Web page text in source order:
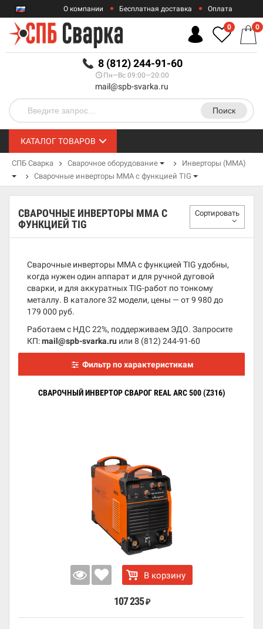
RUB
О компании Бесплатная доставка Оплата
Гарантии
8 (812) 244-91-60
Пн—Вс 09:00—20:00
mail@spb-svarka.ru
Поиск
0 0
КАТАЛОГ ТОВАРОВ
СПБ Сварка Сварочное оборудование
Инверторы (MMA)
Сварочные инверторы MMA с функцией TIG
СВАРОЧНЫЕ ИНВЕРТОРЫ MMA С
ФУНКЦИЕЙ TIG
Сортировать
Сварочные инверторы MMA с функцией TIG удобны,
когда нужен один аппарат и для ручной дуговой
сварки, и для аккуратных TIG-работ по тонкому
металлу. В каталоге 32 модели, цены — от 9 980 до
179 000 руб.
Работаем с НДС 22%, поддерживаем ЭДО. Запросите
КП:mail@spb-svarka.ru или 8 (812) 244-91-60
Фильтр по характеристикам
СВАРОЧНЫЙ ИНВЕРТОР СВАРОГ REAL ARC 500 (Z316)
В корзину
107 235 ₽